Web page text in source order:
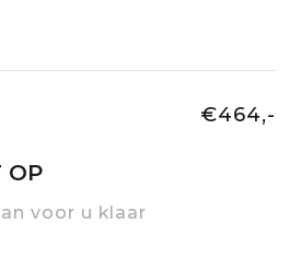
€464,-
OP
voor u klaar